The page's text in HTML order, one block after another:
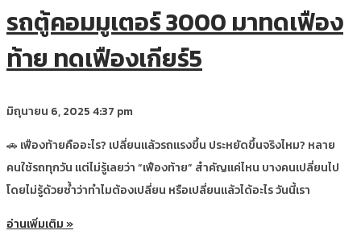
รถตู้คอมมูเตอร์ 3000 มาทดเฟือง
ท้าย ทดเฟืองเกียร์5
มิถุนายน 6, 20254:37 pm
🚗 เฟืองท้ายคืออะไร? เปลี่ยนแล้วรถแรงขึ้น ประหยัดขึ้นจริงไหม? หลาย
คนใช้รถทุกวัน แต่ไม่รู้เลยว่า “เฟืองท้าย” สำคัญแค่ไหน บางคนเปลี่ยนไป
โดยไม่รู้ด้วยซ้ำว่าทำไมต้องเปลี่ยน หรือเปลี่ยนแล้วได้อะไร วันนี้เรา
อ่านเพิ่มเติม »